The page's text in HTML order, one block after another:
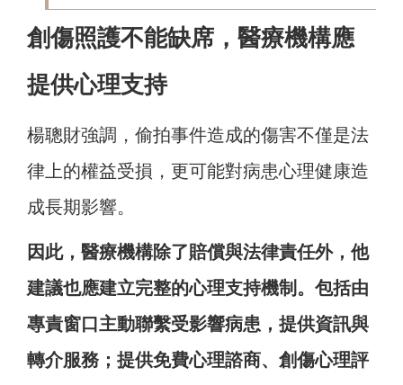
創傷照護不能缺席，醫療機構應
提供心理支持
楊聰財強調，偷拍事件造成的傷害不僅是法
律上的權益受損，更可能對病患心理健康造
成長期影響。
因此，醫療機構除了賠償與法律責任外，他
建議也應建立完整的心理支持機制。包括由
專責窗口主動聯繫受影響病患，提供資訊與
轉介服務；提供免費心理諮商、創傷心理評